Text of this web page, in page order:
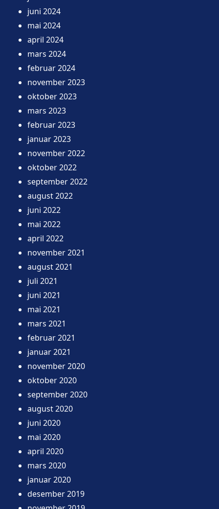
juni 2024
mai 2024
april 2024
mars 2024
februar 2024
november 2023
oktober 2023
mars 2023
februar 2023
januar 2023
november 2022
oktober 2022
september 2022
august 2022
juni 2022
mai 2022
april 2022
november 2021
august 2021
juli 2021
juni 2021
mai 2021
mars 2021
februar 2021
januar 2021
november 2020
oktober 2020
september 2020
august 2020
juni 2020
mai 2020
april 2020
mars 2020
januar 2020
desember 2019